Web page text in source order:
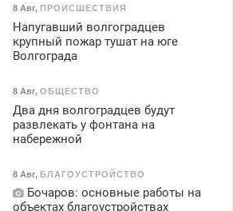
8 Авг, ПРОИСШЕСТВИЯ
Напугавший волгоградцев
крупный пожар тушат на юге
Волгограда
8 Авг, ОБЩЕСТВО
Два дня волгоградцев будут
развлекать у фонтана на
набережной
8 Авг, БЛАГОУСТРОЙСТВО
Бочаров: основные работы на
объектах благоустройствах